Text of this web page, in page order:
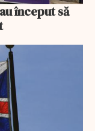
început să